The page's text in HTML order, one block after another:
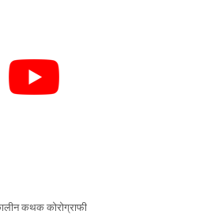
कथक कोरोग्राफी